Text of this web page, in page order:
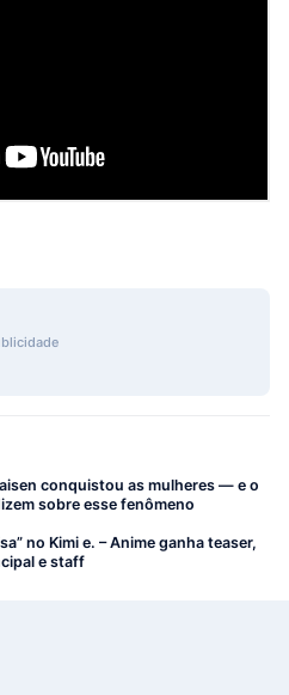
conquistou as mulheres — e o
sobre esse fenômeno
no Kimi e. – Anime ganha teaser,
e staff